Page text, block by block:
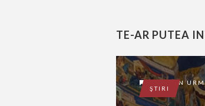
TE-AR PUTEA
2 ANI ÎN
ŞTIRI